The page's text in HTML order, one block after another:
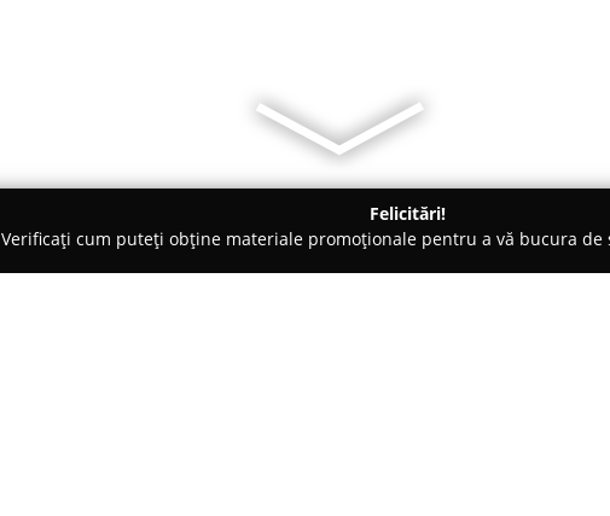
Felicitări!
Verificați cum puteți obține materiale promoționale pentru a vă bucura de